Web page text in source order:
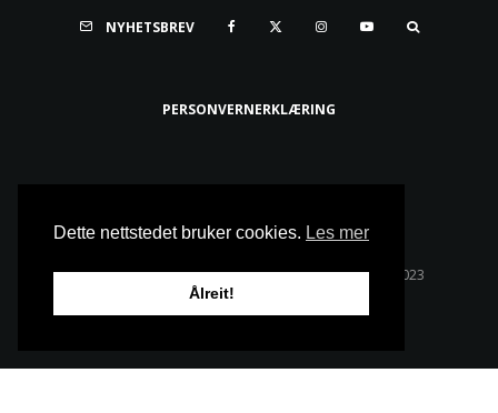
NYHETSBREV
PERSONVERNERKLÆRING
Alle rettigheter reservert • Copyright © Natt & Dag 2023
Dette nettstedet bruker cookies. Les mer
Ålreit!